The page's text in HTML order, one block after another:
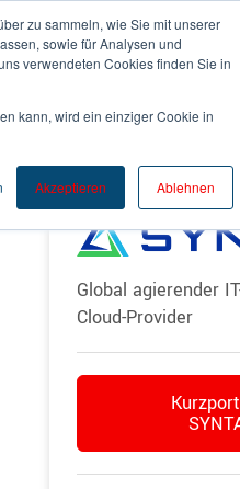
zu sammeln, wie Sie mit unserer
sowie für Analysen und
verwendeten Cookies finden Sie in
kann, wird ein einziger Cookie in
Akzeptieren Ablehnen
NEWSROOM KONTAKT
Global agierender
Cloud-Provider